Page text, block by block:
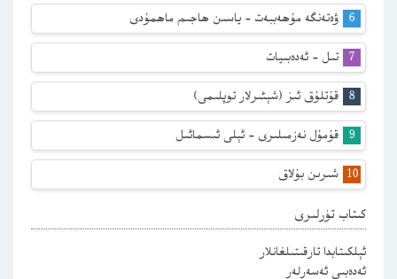
ۋەتەنگە مۇھەببەت – ياسىن ھاجىم ماھمۇدى
تىل – ئەدەبىيات
قۇتلۇق ئىز (شېئىرلار توپلىمى)
قۇمۇل نەزمىلىرى – ئېلى ئىسمائىل
شىرىن بۇلاق
كىتاب تۈرلىرى
ئېلكىتابدا تارقىتىلغانلار
ئەدەبىي ئەسەرلەر